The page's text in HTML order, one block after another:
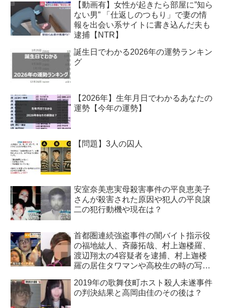
【動画有】女性が起きたら部屋に”知ら
ない男” 「仕返しのつもり」で妻の情
報を出会い系サイトに書き込んだ夫も
逮捕【NTR】
誕生日でわかる2026年の運勢ランキン
グ
【2026年】生年月日でわかるあなたの
運勢【今年の運勢】
【問題】3人の囚人
安室奈美恵実母殺害事件の平良恵美子
さんが殺害された原因や犯人の平良譲
二の犯行動機や現在は？
首都圏連続強盗事件の闇バイト指示役
の福地紘人、斉藤拓哉、村上迦楼羅、
渡辺翔太の4容疑者を逮捕、村上迦楼
羅の居住タワマンや高校生の時の写真
2019年の歌舞伎町ホスト殺人未遂事件
の判決結果と高岡由佳のその後は？